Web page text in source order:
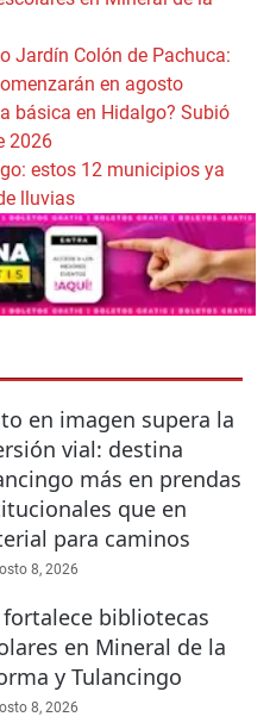
Jardín Colón de Pachuca:
en agosto
básica en Hidalgo? Subió
2026
estos 12 municipios ya
lluvias
en imagen supera la
vial: destina
más en prendas
que en
para caminos
8, 2026
fortalece bibliotecas
en Mineral de la
y Tulancingo
8, 2026